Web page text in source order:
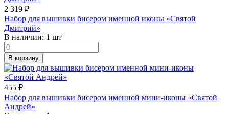
2 319 ₽
Набор для вышивки бисером именной иконы «Святой
Дмитрий»
В наличии: 1 шт
В корзину
455 ₽
Набор для вышивки бисером именной мини-иконы «Святой
Андрей»